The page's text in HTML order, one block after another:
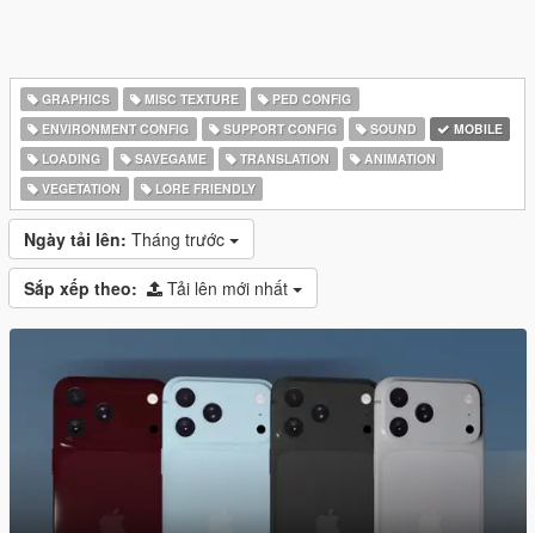
GRAPHICS MISC TEXTURE
PED CONFIG
ENVIRONMENT CONFIG
SUPPORT CONFIG SOUND
MOBILE
LOADING
SAVEGAME TRANSLATION
ANIMATION
VEGETATION
LORE FRIENDLY
Ngày tải lên: Tháng trước
Sắp xếp theo: Tải lên mới nhất